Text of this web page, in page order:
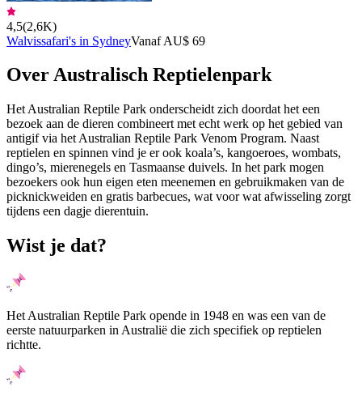
4,5(2,6K)
Walvissafari's in SydneyVanaf AU$ 69
Over Australisch Reptielenpark
Het Australian Reptile Park onderscheidt zich doordat het een
bezoek aan de dieren combineert met echt werk op het gebied van
antigif via het Australian Reptile Park Venom Program. Naast
reptielen en spinnen vind je er ook koala’s, kangoeroes, wombats,
dingo’s, mierenegels en Tasmaanse duivels. In het park mogen
bezoekers ook hun eigen eten meenemen en gebruikmaken van de
picknickweiden en gratis barbecues, wat voor wat afwisseling zorgt
tijdens een dagje dierentuin.
Wist je dat?
Het Australian Reptile Park opende in 1948 en was een van de
eerste natuurparken in Australië die zich specifiek op reptielen
richtte.